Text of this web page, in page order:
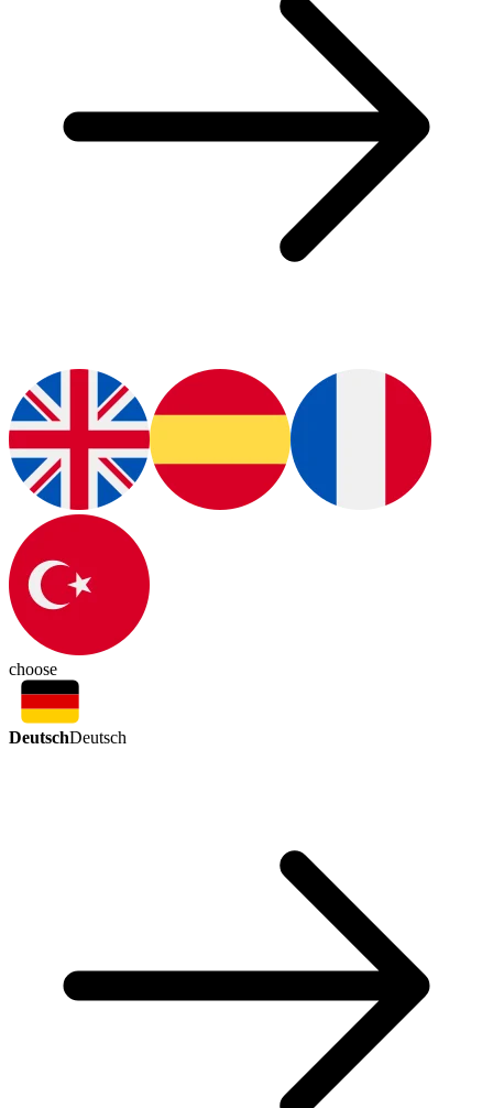
choose
DeutschDeutsch